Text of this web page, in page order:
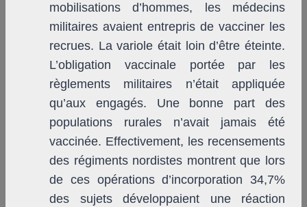
mobilisations d’hommes, les médecins
militaires avaient entrepris de vacciner les
recrues. La variole était loin d’être éteinte.
L’obligation vaccinale portée par les
règlements militaires n’était appliquée
qu’aux engagés. Une bonne part des
populations rurales n’avait jamais été
vaccinée. Effectivement, les recensements
des régiments nordistes montrent que lors
de ces opérations d’incorporation 34,7%
des sujets développaient une réaction